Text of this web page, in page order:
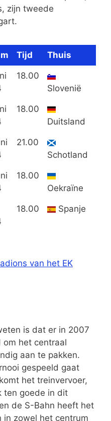
zijn tweede
Tijd Thuis
18.00
Slovenië
18.00
Duitsland
21.00
Schotland
18.00
Oekraïne
18.00 Spanje
van het EK
is dat er in 2007
om het centraal
aan te pakken.
gespeeld gaat
het treinvervoer,
ten goede in dit
de S-Bahn heeft het
in zowel het centrum